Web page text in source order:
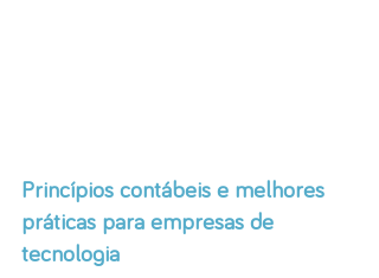
Princípios contábeis e melhores
práticas para empresas de
tecnologia